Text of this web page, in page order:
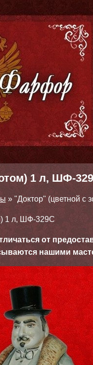
1 л, ШФ-
» "Доктор" (цветной с
1 л, ШФ-329С
от
нашими